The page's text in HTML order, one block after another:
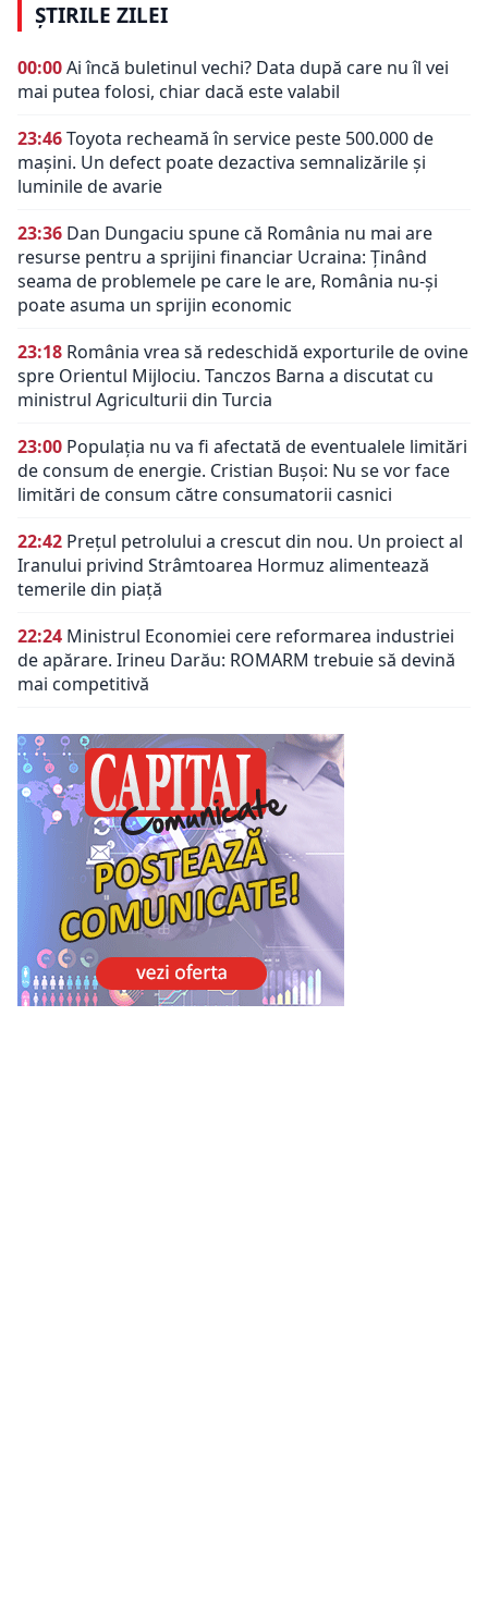
ȘTIRILE ZILEI
00:00Ai încă buletinul vechi? Data după care nu îl vei
mai putea folosi, chiar dacă este valabil
23:46Toyota recheamă în service peste 500.000 de
mașini. Un defect poate dezactiva semnalizările și
luminile de avarie
23:36 Dan Dungaciu spune că România nu mai are
resurse pentru a sprijini financiar Ucraina: Ținând
seama de problemele pe care le are, România nu-și
poate asuma un sprijin economic
23:18 România vrea să redeschidă exporturile de ovine
spre Orientul Mijlociu. Tanczos Barna a discutat cu
ministrul Agriculturii din Turcia
23:00 Populația nu va fi afectată de eventualele limitări
de consum de energie. Cristian Bușoi: Nu se vor face
limitări de consum către consumatorii casnici
22:42 Prețul petrolului a crescut din nou. Un proiect al
Iranului privind Strâmtoarea Hormuz alimentează
temerile din piață
22:24 Ministrul Economiei cere reformarea industriei
de apărare. Irineu Darău: ROMARM trebuie să devină
mai competitivă